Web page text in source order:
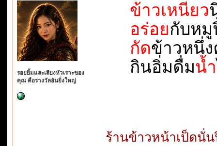
รอยยิ้มและเสียงหัวเราะของ
คุณ คือรางวัลอันยิ่งใหญ่
ข้าวเหนียว
อร่อยกับหมู
กัดข้าวหนึ่ง
กินอิ่มดื่มน้ำ
ร้านข้าวหน้าเป็ดนั่